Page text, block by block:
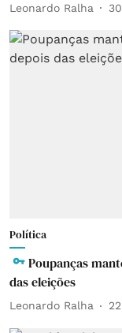
Leonardo Ralha
Política
Poupanças
das eleições
Leonardo Ralha